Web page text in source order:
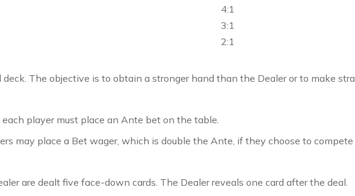
4:1
3:1
2:1
deck. The objective is to obtain a stronger hand than the Dealer or to make
player must place an Ante bet on the table.
may place a Bet wager, which is double the Ante, if they choose to
are dealt five face-down cards. The Dealer reveals one card after the deal.